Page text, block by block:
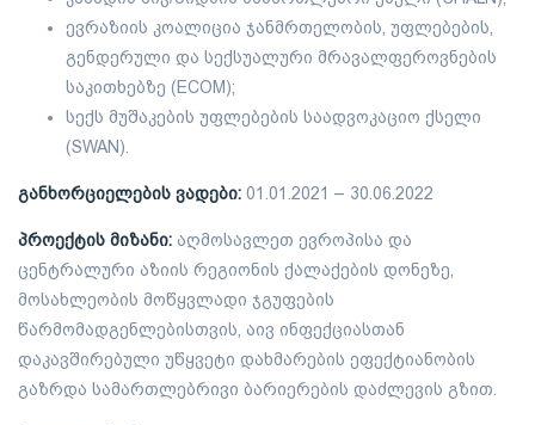
ევრაზიის კოალიცია ჯანმრთელობის, უფლებების,
გენდერული და სექსუალური მრავალფეროვნების
საკითხებზე (ECOM);
სექს მუშაკების უფლებების საადვოკაციო ქსელი
(SWAN).
განხორციელების ვადები: 01.01.2021 – 30.06.2022
პროექტის მიზანი: აღმოსავლეთ ევროპისა და
ცენტრალური აზიის რეგიონის ქალაქების დონეზე,
მოსახლეობის მოწყვლადი ჯგუფების
წარმომადგენლებისთვის, აივ ინფექციასთან
დაკავშირებული უწყვეტი დახმარების ეფექტიანობის
გაზრდა სამართლებრივი ბარიერების დაძლევის გზით.